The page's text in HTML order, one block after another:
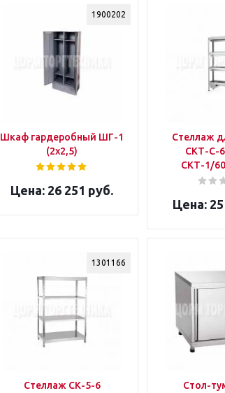
1900202
Шкаф гардеробный ШГ-1
(2х2,5)
26 251 руб.
Стеллаж
СКТ-С-
СКТ-1/
1301166
Стеллаж CК-5-6
Стол-